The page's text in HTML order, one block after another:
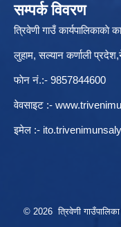
सम्पर्क विवरण
त्रिवेणी गाउँ कार्यपालिकाकाे
लुहाम, सल्यान कर्णाली
फाेन नं.:- 9857844600
वेवसाइट :-
इमेल :-
© 2026 त्रिवेणी गाउँपालिका